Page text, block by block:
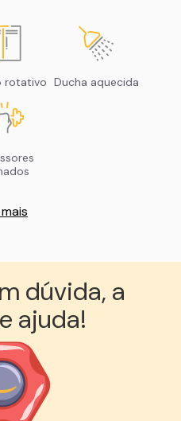
rotativo Ducha aquecida
dúvida, a
ajuda!︎